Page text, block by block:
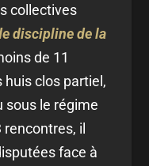
collectives
discipline de la
de 11
clos partiel,
sous le régime
rencontres, il
face à